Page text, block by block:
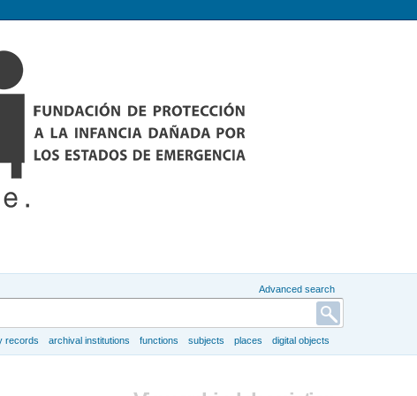
Advanced search
records archival institutions functions subjects places digital objects